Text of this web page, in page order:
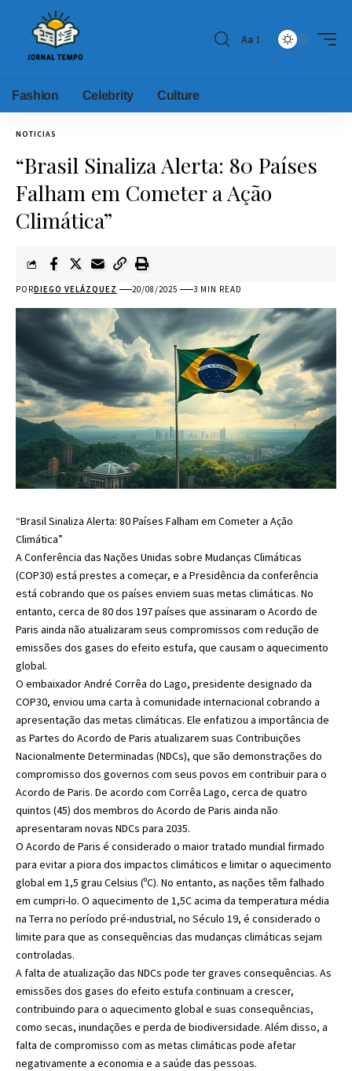
Aa
Fashion Celebrity Culture
NOTICIAS
“Brasil Sinaliza Alerta: 80 Países
Falham em Cometer a Ação
Climática”
PORDIEGO VELÁZQUEZ 20/08/2025 3 MIN READ
“Brasil Sinaliza Alerta: 80 Países Falham em Cometer a Ação
Climática”
A Conferência das Nações Unidas sobre Mudanças Climáticas
(COP30) está prestes a começar, e a Presidência da conferência
está cobrando que os países enviem suas metas climáticas. No
entanto, cerca de 80 dos 197 países que assinaram o Acordo de
Paris ainda não atualizaram seus compromissos com redução de
emissões dos gases do efeito estufa, que causam o aquecimento
global.
O embaixador André Corrêa do Lago, presidente designado da
COP30, enviou uma carta à comunidade internacional cobrando a
apresentação das metas climáticas. Ele enfatizou a importância de
as Partes do Acordo de Paris atualizarem suas Contribuições
Nacionalmente Determinadas (NDCs), que são demonstrações do
compromisso dos governos com seus povos em contribuir para o
Acordo de Paris. De acordo com Corrêa Lago, cerca de quatro
quintos (45) dos membros do Acordo de Paris ainda não
apresentaram novas NDCs para 2035.
O Acordo de Paris é considerado o maior tratado mundial firmado
para evitar a piora dos impactos climáticos e limitar o aquecimento
global em 1,5 grau Celsius (ºC). No entanto, as nações têm falhado
em cumpri-lo. O aquecimento de 1,5C acima da temperatura média
na Terra no período pré-industrial, no Século 19, é considerado o
limite para que as consequências das mudanças climáticas sejam
controladas.
A falta de atualização das NDCs pode ter graves consequências. As
emissões dos gases do efeito estufa continuam a crescer,
contribuindo para o aquecimento global e suas consequências,
como secas, inundações e perda de biodiversidade. Além disso, a
falta de compromisso com as metas climáticas pode afetar
negativamente a economia e a saúde das pessoas.